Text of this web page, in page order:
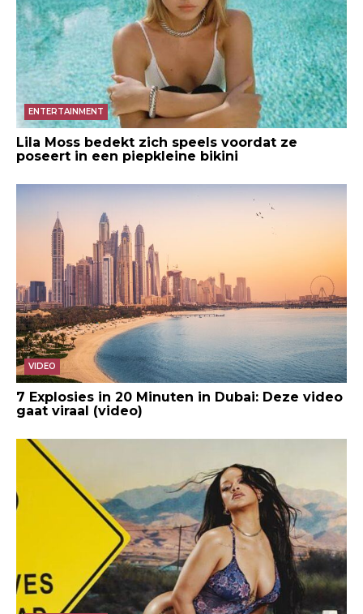
ENTERTAINMENT
Lila Moss bedekt zich speels voordat ze
poseert in een piepkleine bikini
VIDEO
7 Explosies in 20 Minuten in Dubai: Deze video
gaat viraal (video)